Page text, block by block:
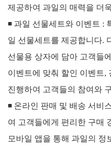
제공하여 과일의 매력을 더
◾ 과일 선물세트와 이벤트 :
일 선물세트를 제공합니다.
선물용 상자에 담아 고객들
이벤트에 맞춰 할인 이벤트,
진행하여 고객들의 참여와
◾ 온라인 판매 및 배송 서비
여 고객들에게 편리한 구매
모바일 앱을 통해 과일의 정